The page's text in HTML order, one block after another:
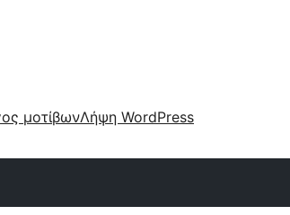
μοτίβωνΛήψη WordPress